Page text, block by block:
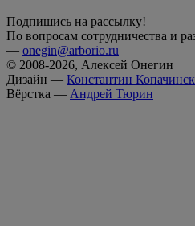
Подпишись на рассылку!
По вопросам сотрудничества и
— onegin@arborio.ru
© 2008-2026, Алексей Онегин
Дизайн — Константин
Вёрстка — Андрей Тюрин